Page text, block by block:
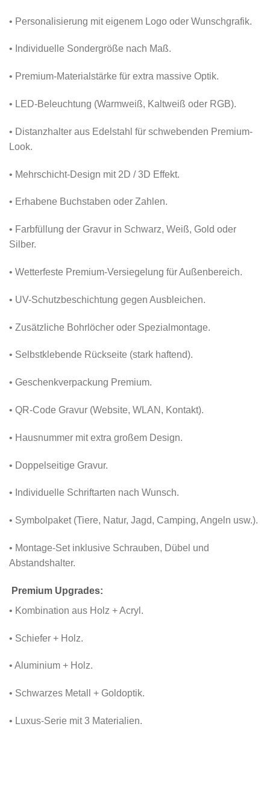
• Personalisierung mit eigenem Logo oder Wunschgrafik.
• Individuelle Sondergröße nach Maß.
• Premium-Materialstärke für extra massive Optik.
• LED-Beleuchtung (Warmweiß, Kaltweiß oder RGB).
• Distanzhalter aus Edelstahl für schwebenden Premium-
Look.
• Mehrschicht-Design mit 2D / 3D Effekt.
• Erhabene Buchstaben oder Zahlen.
• Farbfüllung der Gravur in Schwarz, Weiß, Gold oder
Silber.
• Wetterfeste Premium-Versiegelung für Außenbereich.
• UV-Schutzbeschichtung gegen Ausbleichen.
• Zusätzliche Bohrlöcher oder Spezialmontage.
• Selbstklebende Rückseite (stark haftend).
• Geschenkverpackung Premium.
• QR-Code Gravur (Website, WLAN, Kontakt).
• Hausnummer mit extra großem Design.
• Doppelseitige Gravur.
• Individuelle Schriftarten nach Wunsch.
• Symbolpaket (Tiere, Natur, Jagd, Camping, Angeln usw.).
• Montage-Set inklusive Schrauben, Dübel und
Abstandshalter.
Premium Upgrades:
• Kombination aus Holz + Acryl.
• Schiefer + Holz.
• Aluminium + Holz.
• Schwarzes Metall + Goldoptik.
• Luxus-Serie mit 3 Materialien.